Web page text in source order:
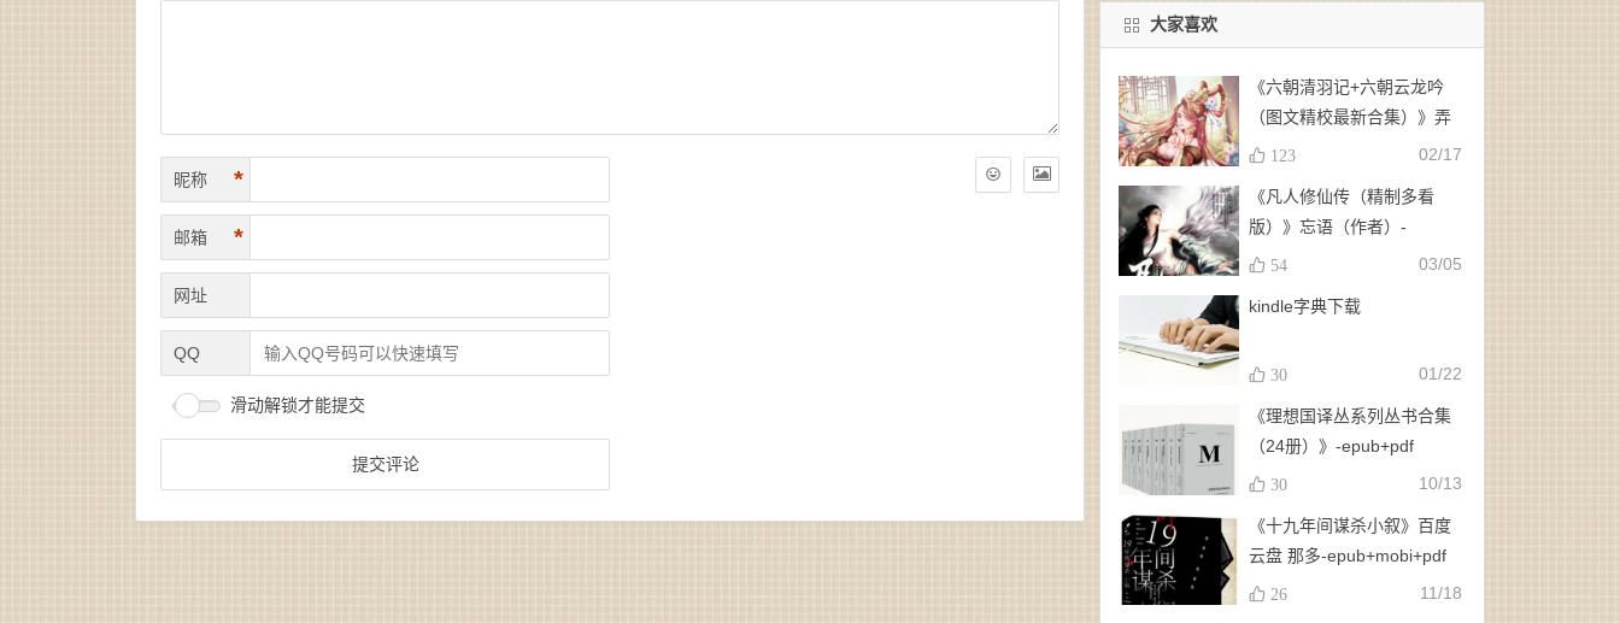
昵称 *
邮箱 *
网址
QQ
滑动解锁才能提交
大家喜欢
《六朝清羽记+六朝云龙吟
（图文精校最新合集）》弄
玉、龙璇（作者）-
123 02/17
《凡人修仙传（精制多看
版）》忘语（作者）-
epub+mobi
54 03/05
kindle字典下载
30 01/22
《理想国译丛系列丛书合集
（24册）》-epub+pdf
30 10/13
《十九年间谋杀小叙》百度
云盘 那多-epub+mobi+pdf
26 11/18